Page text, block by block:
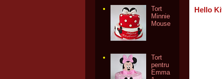
Hello
Tort
Minnie
Mouse
Tort
pentru
Emma